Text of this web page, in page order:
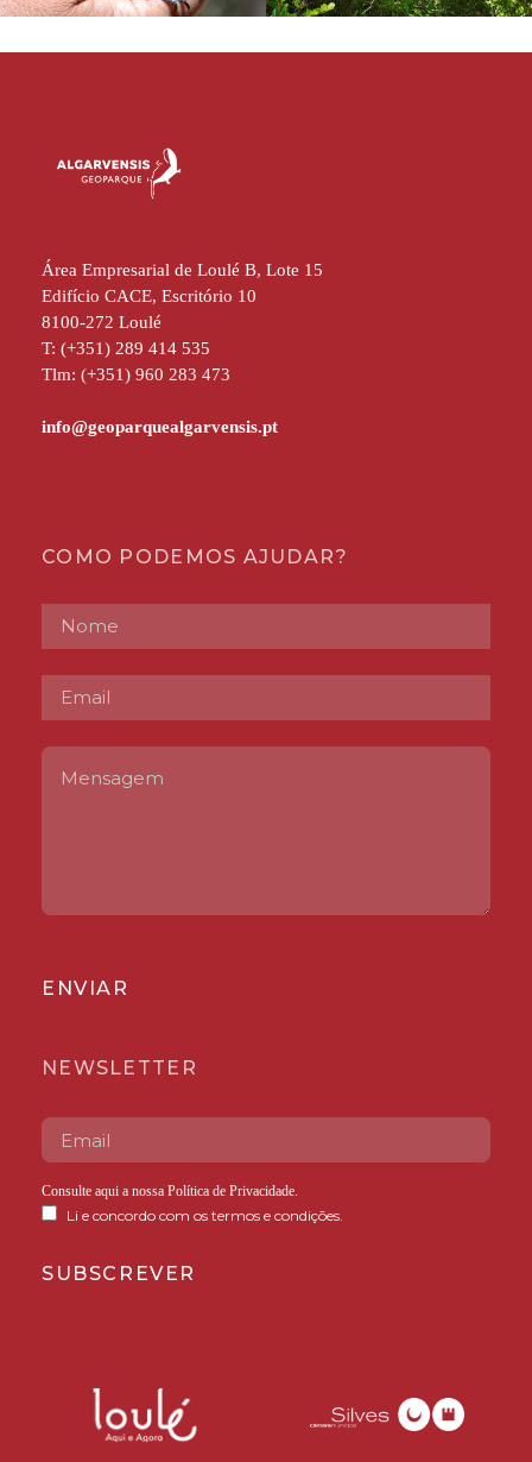
Área Empresarial de Loulé B, Lote 15
Edifício CACE, Escritório 10
8100-272 Loulé
T: (+351) 289 414 535
Tlm: (+351) 960 283 473
COMO PODEMOS AJUDAR?
ENVIAR
NEWSLETTER
Consulte aqui a nossa Política de Privacidade.
Li e concordo com os termos e condições.